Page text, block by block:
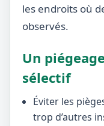
les endroits où
observés.
Un
sélectif
Éviter les
trop d’autres